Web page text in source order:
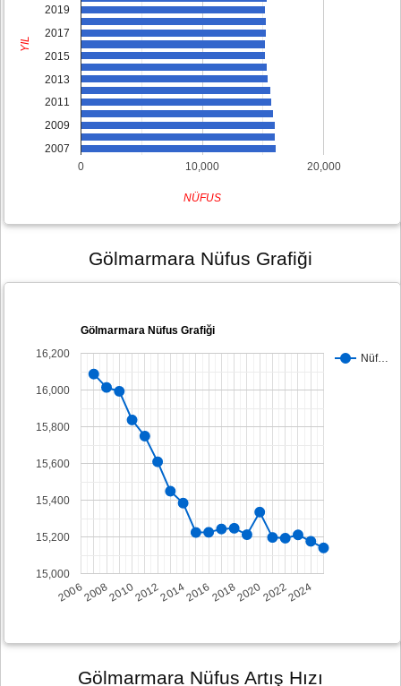
0 10,000 20,000
2019
2017
2015
2013
2011
2009
2007
NÜFUS
YIL
Gölmarmara Nüfus Grafiği
Gölmarmara Nüfus Grafiği
Nüf…
2006200820102012201420162018202020222024
15,000
15,200
15,400
15,600
15,800
16,000
16,200
Gölmarmara Nüfus Artış Hızı